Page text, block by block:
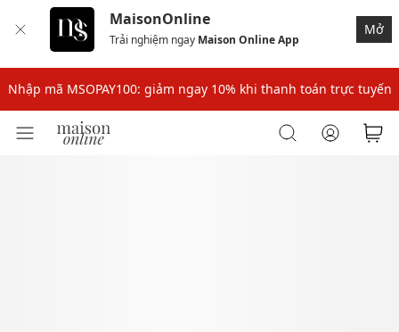
MaisonOnline
Trải nghiệm ngay Maison Online App
Mở
Nhập mã: MSOXINCHAO - Giảm 10% đơn đầu cho thành viên mới!
Nhập mã MSOPAY100: giảm ngay 10% khi thanh toán trực tuyến
Nhập mã: MSOXINCHAO - Giảm 10% đơn đầu cho thành viên mới!